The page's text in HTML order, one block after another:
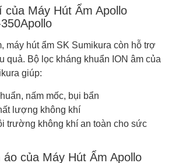
của Máy Hút Ẩm Apollo
máy hút ẩm SK Sumikura còn hỗ trợ
quả. Bộ lọc kháng khuẩn ION âm của
giúp:
nấm mốc, bụi bẩn
lượng không khí
trường không khí an toàn cho sức
áo của Máy Hút Ẩm Apollo